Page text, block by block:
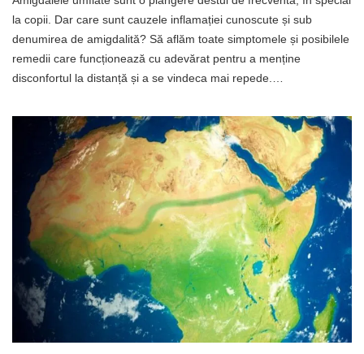
la copii. Dar care sunt cauzele inflamației cunoscute și sub
denumirea de amigdalită? Să aflăm toate simptomele și posibilele
remedii care funcționează cu adevărat pentru a menține
disconfortul la distanță și a se vindeca mai repede.…